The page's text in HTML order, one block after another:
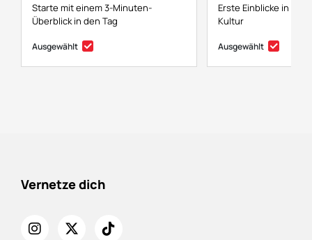
Starte mit einem 3-Minuten-
Überblick in den Tag
Ausgewählt
Erste Einblicke in
Kultur
Ausgewählt
Vernetze dich